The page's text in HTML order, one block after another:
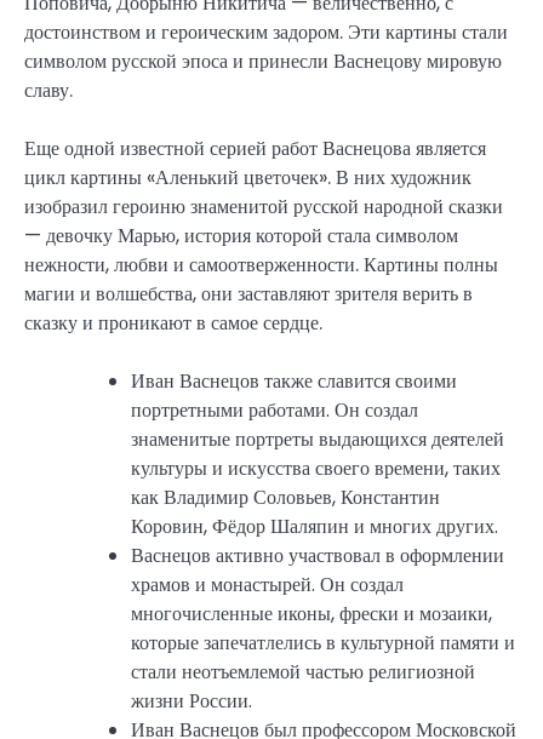
достоинством и героическим задором. Эти картины стали
символом русской эпоса и принесли Васнецову мировую
славу.
Еще одной известной серией работ Васнецова является
цикл картины «Аленький цветочек». В них художник
изобразил героиню знаменитой русской народной сказки
— девочку Марью, история которой стала символом
нежности, любви и самоотверженности. Картины полны
магии и волшебства, они заставляют зрителя верить в
сказку и проникают в самое сердце.
Иван Васнецов также славится своими
портретными работами. Он создал
знаменитые портреты выдающихся деятелей
культуры и искусства своего времени, таких
как Владимир Соловьев, Константин
Коровин, Фёдор Шаляпин и многих других.
Васнецов активно участвовал в оформлении
храмов и монастырей. Он создал
многочисленные иконы, фрески и мозаики,
которые запечатлелись в культурной памяти и
стали неотъемлемой частью религиозной
жизни России.
Иван Васнецов был профессором Московской